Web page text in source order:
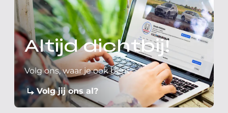
Altijd dichtbij!
Volg ons, waar je ook bent
Volg jij ons al?